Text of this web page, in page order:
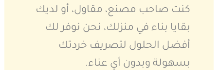
كنت صاحب مصنع، مقاول، أو لديك
بقايا بناء في منزلك، نحن نوفر لك
أفضل الحلول لتصريف خردتك
بسهولة وبدون أي عناء.